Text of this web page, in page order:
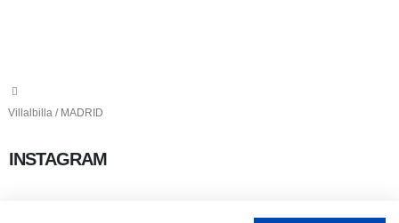
Villalbilla / MADRID
INSTAGRAM